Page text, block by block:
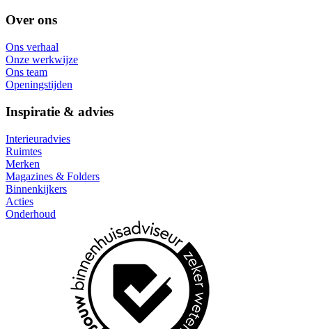
Over ons
Ons verhaal
Onze werkwijze
Ons team
Openingstijden
Inspiratie & advies
Interieuradvies
Ruimtes
Merken
Magazines & Folders
Binnenkijkers
Acties
Onderhoud